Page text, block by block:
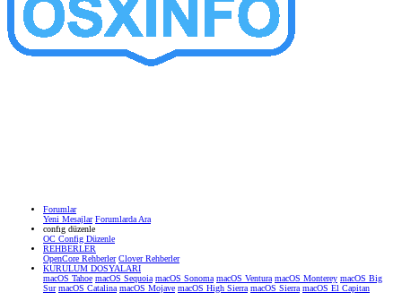
Forumlar
Yeni Mesajlar Forumlarda Ara
confıg düzenle
OC Config Düzenle
REHBERLER
OpenCore Rehberler Clover Rehberler
KURULUM DOSYALARI
macOS Tahoe macOS Sequoia macOS Sonoma macOS Ventura macOS Monterey macOS Big
Sur macOS Catalina macOS Mojave macOS High Sierra macOS Sierra macOS El Capitan